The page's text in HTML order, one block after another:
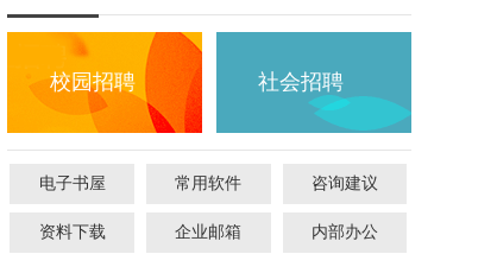
校园招聘 社会招聘
电子书屋 常用软件 咨询建议
资料下载 企业邮箱 内部办公